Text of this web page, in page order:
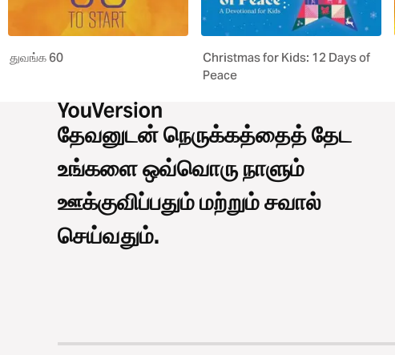
துவங்க 60
Christmas for Kids: 12 Days of
Peace
தேவனுடன் நெருக்கத்தைத் தேட
உங்களை ஒவ்வொரு நாளும்
ஊக்குவிப்பதும் மற்றும் சவால்
செய்வதும்.